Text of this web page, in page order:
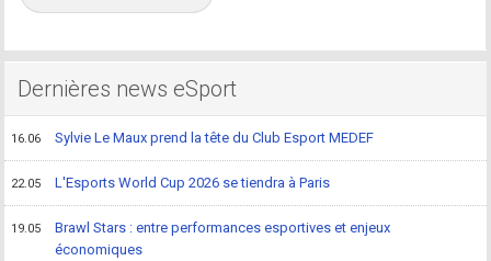
Dernières news eSport
16.06 Sylvie Le Maux prend la tête du Club Esport MEDEF
22.05 L'Esports World Cup 2026 se tiendra à Paris
19.05
Brawl Stars : entre performances esportives et enjeux
économiques